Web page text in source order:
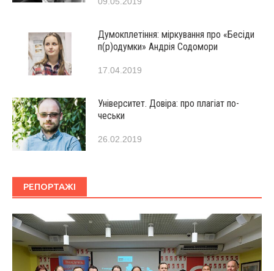
Думокплетіння: міркування про «Бесіди
п(р)одумки» Андрія Содомори
17.04.2019
Університет. Довіра: про плагіат по-
чеськи
26.02.2019
РЕПОРТАЖІ